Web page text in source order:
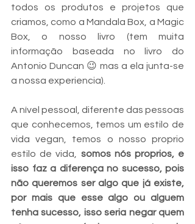
todos os produtos e projetos que
criamos, como a Mandala Box, a Magic
Box, o nosso livro (tem muita
informação baseada no livro do
Antonio Duncan 😉 mas a ela junta-se
a nossa experiencia).
A nível pessoal, diferente das pessoas
que conhecemos, temos um estilo de
vida vegan, temos o nosso proprio
estilo de vida, somos nós proprios, e
isso faz a diferença no sucesso, pois
não queremos ser algo que já existe,
por mais que esse algo ou alguem
tenha sucesso, isso seria negar quem